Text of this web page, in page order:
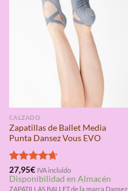
CALZADO
Zapatillas de Ballet Media
Punta Dansez Vous EVO
Valorado
con4.67
27,95€ IVA incluido
Disponibilidad en Almacén
ZAPATILLAS BALLET de la marca Dansez